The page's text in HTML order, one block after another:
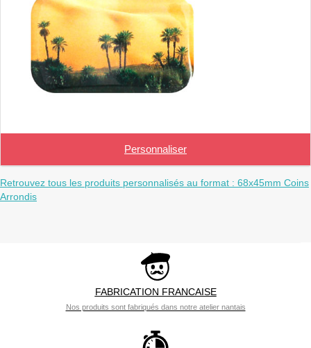
Personnaliser
Retrouvez tous les produits personnalisés au format : 68x45mm Coins
Arrondis
FABRICATION FRANCAISE
Nos produits sont fabriqués dans notre atelier nantais